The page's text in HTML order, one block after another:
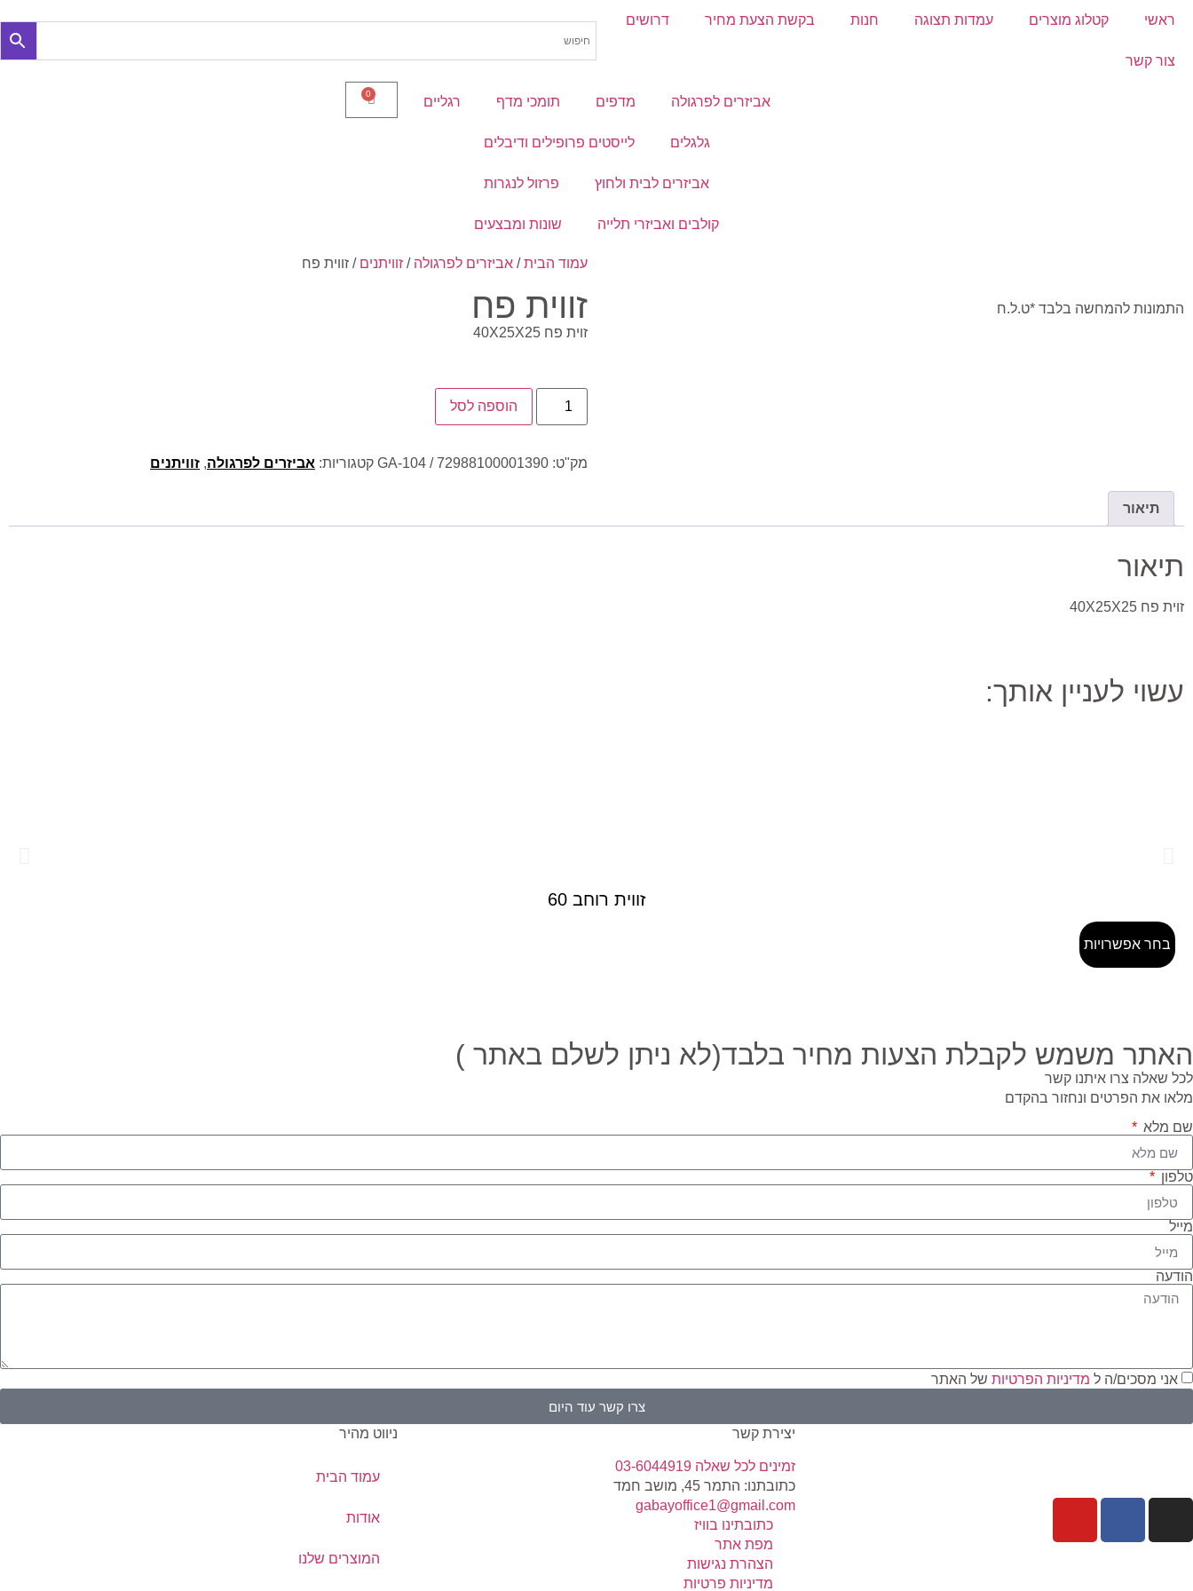
ראשי קטלוג מוצרים עמדות תצוגה חנות בקשת הצעת מחיר דרושים
צור קשר
אביזרים לפרגולה מדפים תומכי מדף רגליים
גלגלים לייסטים פרופילים ודיבלים
אביזרים לבית ולחוץ פרזול לנגרות
קולבים ואביזרי תלייה שונות ומבצעים
0
התמונות להמחשה בלבד *ט.ל.ח
עמוד הבית/ אביזרים לפרגולה / זוויתנים / זווית פח
זווית פח
זוית פח 40X25X25
הוספה לסל
מק"ט: GA-104 / 72988100001390 קטגוריות: אביזרים לפרגולה, זוויתנים
תיאור
תיאור
זוית פח 40X25X25
עשוי לעניין אותך:
זווית רוחב 60
בחר אפשרויות
האתר משמש לקבלת הצעות מחיר בלבד(לא ניתן לשלם באתר )
לכל שאלה צרו איתנו קשר
מלאו את הפרטים ונחזור בהקדם
שם מלא
טלפון
מייל
הודעה
אני מסכים/ה ל מדיניות הפרטיות של האתר
צרו קשר עוד היום
יצירת קשר
זמינים לכל שאלה 03-6044919
כתובתנו: התמר 45, מושב חמד​
gabayoffice1@gmail.com
כתובתינו בוויז
מפת אתר
הצהרת נגישות
מדיניות פרטיות
ניווט מהיר
עמוד הבית
אודות
המוצרים שלנו